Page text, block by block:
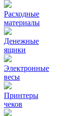
Расходные
материалы
Денежные
ящики
Электронные
весы
Принтеры
чеков